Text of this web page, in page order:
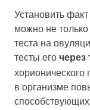
Установить
можно не
теста на
тесты его через
в организме